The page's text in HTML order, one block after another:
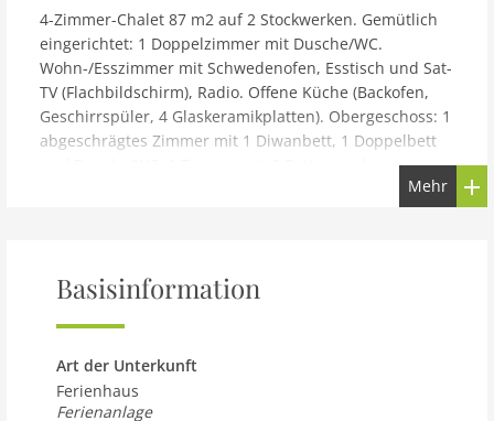
4-Zimmer-Chalet 87 m2 auf 2 Stockwerken. Gemütlich
eingerichtet: 1 Doppelzimmer mit Dusche/WC.
Wohn-/Esszimmer mit Schwedenofen, Esstisch und Sat-
TV (Flachbildschirm), Radio. Offene Küche (Backofen,
Geschirrspüler, 4 Glaskeramikplatten). Obergeschoss: 1
abgeschrägtes Zimmer mit 1 Diwanbett, 1 Doppelbett
Dusche/WC. Terrasse. Terrassenmöbel. Sehr schöne
Sicht auf das Tal. Zur Verfügung: Telefon. Internet
Gebäude und Außenbereich:
Kinderfreundliches Feriendorf Sonnleiten. 300 m vom
Mitbenutzung: Liegewiese, Schwimmbad beheizt (5 x 10
m, saisonale Verfügbarkeit: 01.Jun. - 15.Okt.).
Mehr
Basisinformation
Art der Unterkunft
Ferienhaus
Ferienanlage